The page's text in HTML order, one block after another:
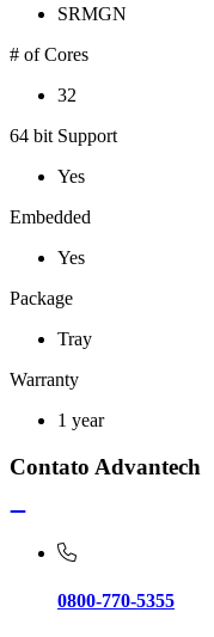
SRMGN
# of Cores
32
64 bit Support
Yes
Embedded
Yes
Package
Tray
Warranty
1 year
Contato Advantech
0800-770-5355